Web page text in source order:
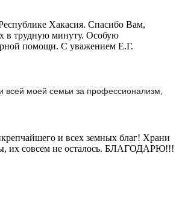
Хакасия. Спасибо Вам,
в трудную минуту. Особую
помощи. С уважением Е.Г.
моей семьи за профессионализм,
и всех земных благ! Храни
бы, их совсем не осталось. БЛАГОДАРЮ!!!